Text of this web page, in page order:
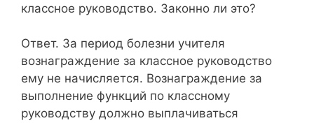
классное руководство. Законно ли это?
Ответ. За период болезни учителя
вознаграждение за классное руководство
ему не начисляется. Вознаграждение за
выполнение функций по классному
руководству должно выплачиваться